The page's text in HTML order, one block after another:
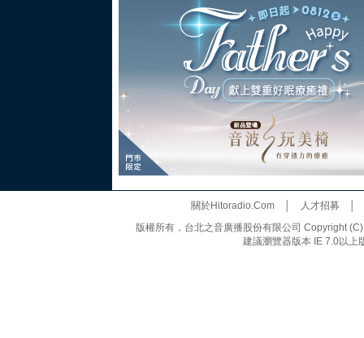
關於Hitoradio.Com│ 人才招募
版權所有，台北之音廣播股份有限公司 Copyright
建議瀏覽器版本 IE 7.0以上